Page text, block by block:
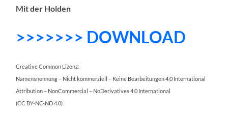
Mit der Holden
>>>>>>> DOWNLOAD
Creative Common Lizenz:
Namensnennung – Nicht kommerziell – Keine Bearbeitungen 4.0 International
Attribution – NonCommercial – NoDerivatives 4.0 International
(CC BY-NC-ND 4.0)